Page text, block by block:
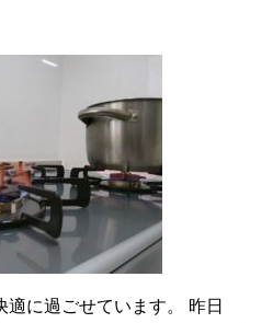
に過ごせています。 昨日